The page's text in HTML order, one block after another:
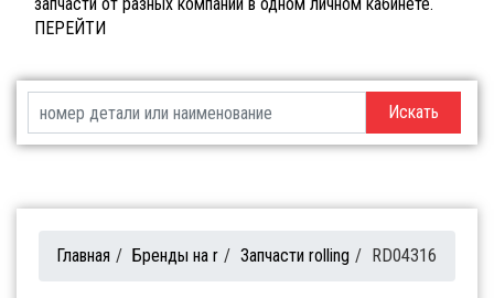
ПЕРЕЙТИ
Искать
Главная / Бренды на r / Запчасти rolling / RD04316